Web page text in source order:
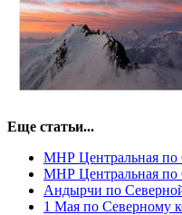
Еще статьи...
МНР Центральная по
МНР Центральная по
Андырчи по
1 Мая по Северному